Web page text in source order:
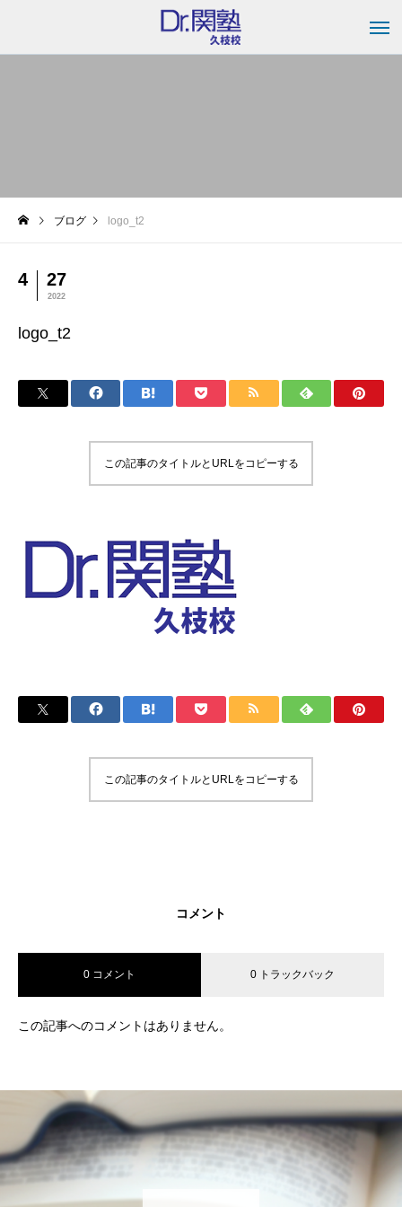
ブログ logo_t2
4 27
2022
logo_t2
この記事のタイトルとURLをコピーする
この記事のタイトルとURLをコピーする
コメント
0 コメント 0 トラックバック
この記事へのコメントはありません。